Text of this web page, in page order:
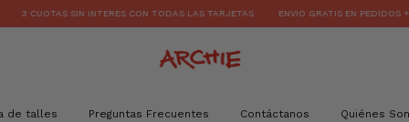
3 CUOTAS SIN INTERES CON TODAS LAS TARJETAS ENVIO GRATIS EN PEDIDOS
de talles Preguntas Frecuentes Contáctanos Quiénes